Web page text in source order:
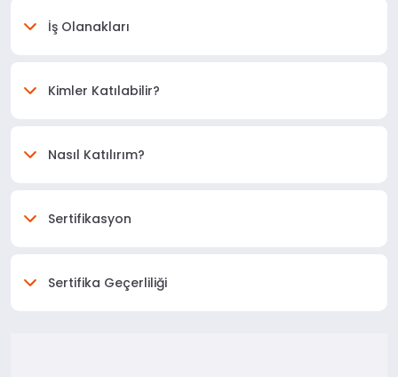
İş Olanakları
Kimler Katılabilir?
Nasıl Katılırım?
Sertifikasyon
Sertifika Geçerliliği